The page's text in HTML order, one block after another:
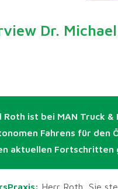
Dr.
Roth ist bei MAN Truck
Fahrens für den
aktuellen Fortschritten
Herr Roth, Sie